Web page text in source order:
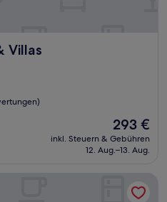
Villas
Der
Preis
beträgt
293 €
inkl. Steuern & Gebühren
12. Aug.–13. Aug.
Hotel Venezia